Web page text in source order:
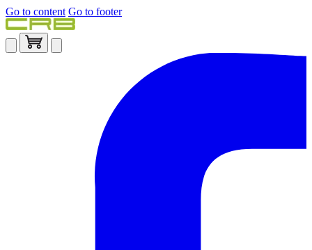
Go to content Go to footer